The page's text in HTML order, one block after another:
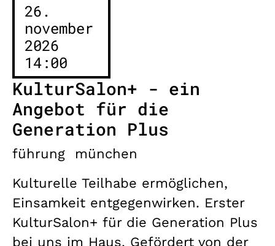
26.
november
2026
14:00
KulturSalon+ - ein
Angebot für die
Generation Plus
führung
münchen
Kulturelle Teilhabe ermöglichen,
Einsamkeit entgegenwirken. Erster
KulturSalon+ für die Generation Plus
bei uns im Haus. Gefördert von der